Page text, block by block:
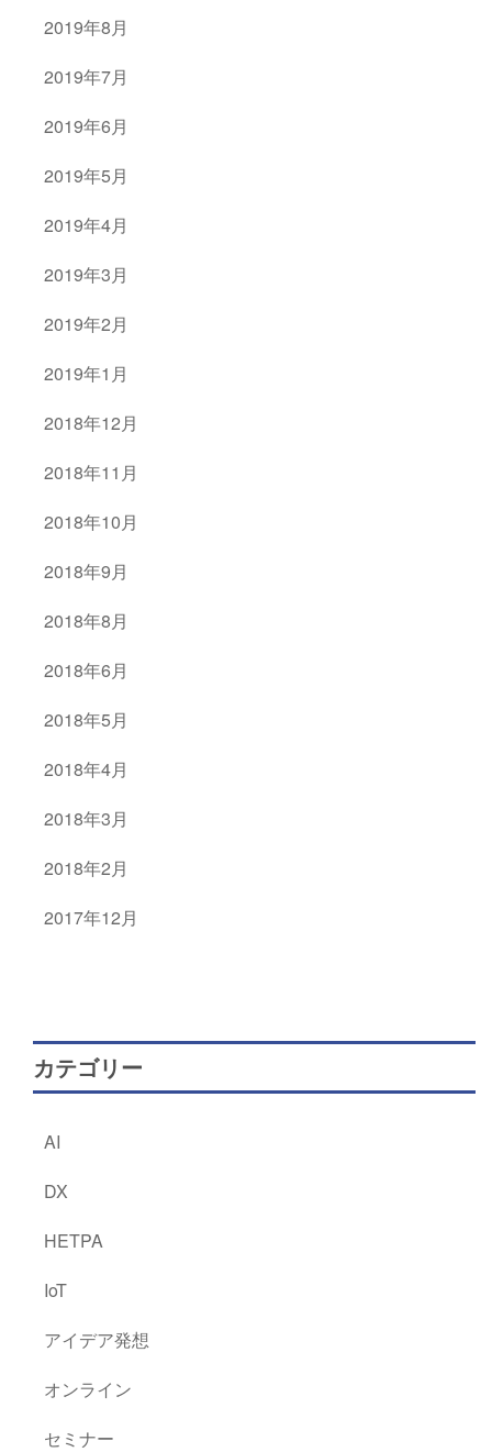
2019年8月
2019年7月
2019年6月
2019年5月
2019年4月
2019年3月
2019年2月
2019年1月
2018年12月
2018年11月
2018年10月
2018年9月
2018年8月
2018年6月
2018年5月
2018年4月
2018年3月
2018年2月
2017年12月
カテゴリー
AI
DX
HETPA
IoT
アイデア発想
オンライン
セミナー